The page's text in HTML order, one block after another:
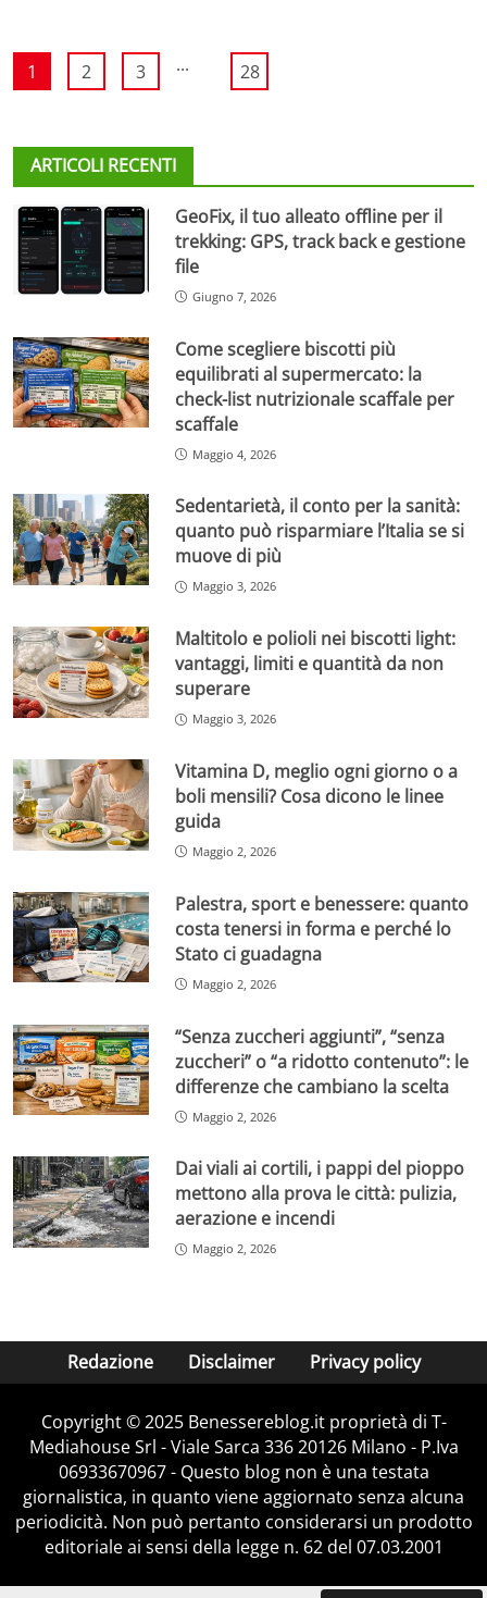
1 2 3 ... 28
ARTICOLI RECENTI
GeoFix, il tuo alleato offline per il
trekking: GPS, track back e gestione
file
Giugno 7, 2026
Come scegliere biscotti più
equilibrati al supermercato: la
check-list nutrizionale scaffale per
scaffale
Maggio 4, 2026
Sedentarietà, il conto per la sanità:
quanto può risparmiare l’Italia se si
muove di più
Maggio 3, 2026
Maltitolo e polioli nei biscotti light:
vantaggi, limiti e quantità da non
superare
Maggio 3, 2026
Vitamina D, meglio ogni giorno o a
boli mensili? Cosa dicono le linee
guida
Maggio 2, 2026
Palestra, sport e benessere: quanto
costa tenersi in forma e perché lo
Stato ci guadagna
Maggio 2, 2026
“Senza zuccheri aggiunti”, “senza
zuccheri” o “a ridotto contenuto”: le
differenze che cambiano la scelta
Maggio 2, 2026
Dai viali ai cortili, i pappi del pioppo
mettono alla prova le città: pulizia,
aerazione e incendi
Maggio 2, 2026
Redazione Disclaimer Privacy policy
Copyright © 2025 Benessereblog.it proprietà di T-
Mediahouse Srl - Viale Sarca 336 20126 Milano - P.Iva
06933670967 - Questo blog non è una testata
giornalistica, in quanto viene aggiornato senza alcuna
periodicità. Non può pertanto considerarsi un prodotto
editoriale ai sensi della legge n. 62 del 07.03.2001